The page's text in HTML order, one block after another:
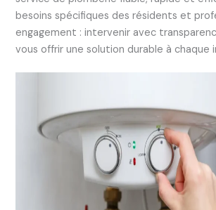
besoins spécifiques des résidents et
engagement : intervenir avec
vous offrir une solution durable à chaque